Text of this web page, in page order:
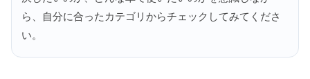
ら、自分に合ったカテゴリからチェックしてみてくださ
い。